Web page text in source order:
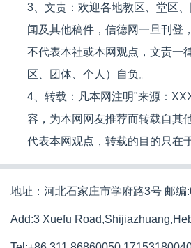
3、文责：欢迎各地教区、堂区
闻及其他稿件，信德网一旦刊登
不代表本社或本网观点，文责一
区、团体、个人）自负。
4、转载：凡本网注明"来源：
容，为本网网友推荐而转载自其
代表本网观点，转载的目的只在
地址：河北石家庄市学府路3号 邮编
Add:3 Xuefu